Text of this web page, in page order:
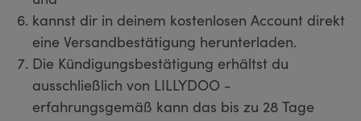
kannst dir in deinem kostenlosen Account direkt
eine Versandbestätigung herunterladen.
Die Kündigungsbestätigung erhältst du
ausschließlich von LILLYDOO -
erfahrungsgemäß kann das bis zu 28 Tage